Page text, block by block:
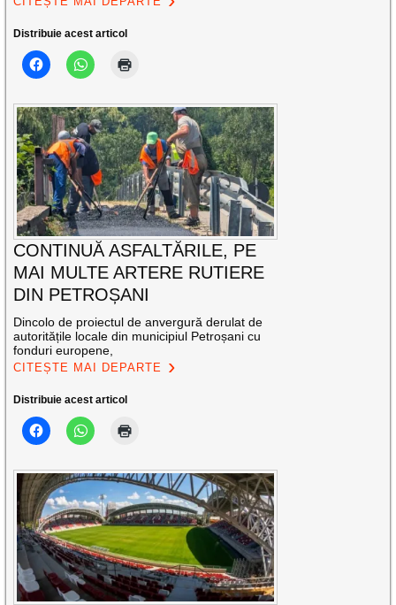
Distribuie acest articol
CONTINUĂ ASFALTĂRILE, PE
MAI MULTE ARTERE RUTIERE
DIN PETROȘANI
Dincolo de proiectul de anvergură derulat de
autoritățile locale din municipiul Petroșani cu
fonduri europene,
CITEȘTE MAI DEPARTE
Distribuie acest articol